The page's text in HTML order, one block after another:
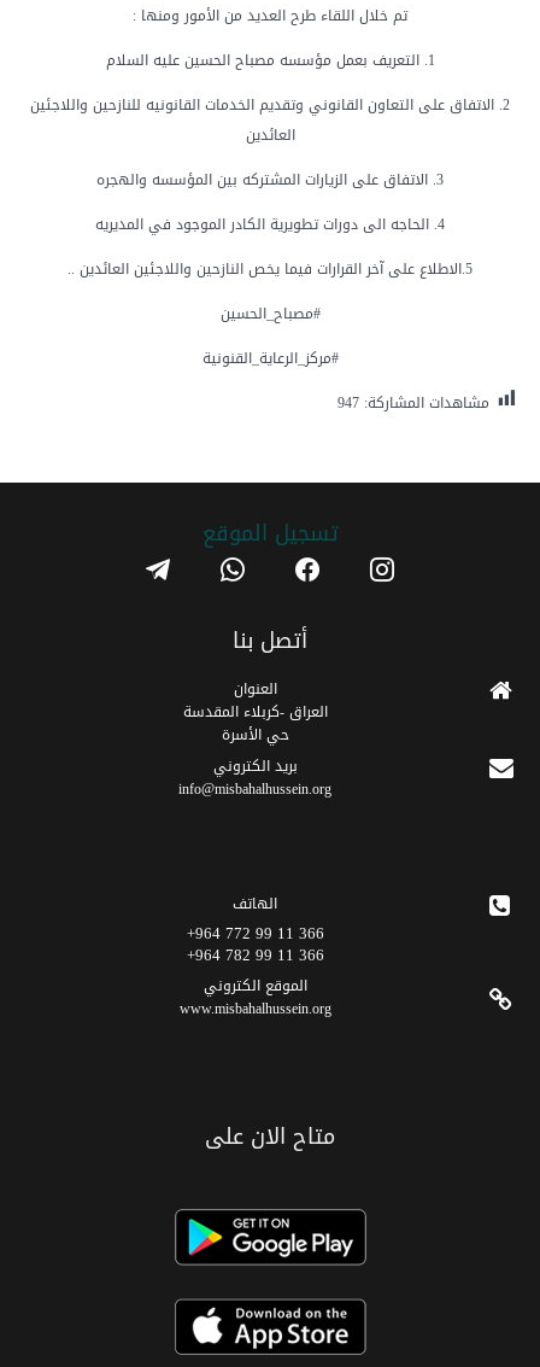
تم خلال اللقاء طرح العديد من الأمور ومنها :
1. التعريف بعمل مؤسسه مصباح الحسين عليه السلام
2. الاتفاق على التعاون القانوني وتقديم الخدمات القانونيه للنازحين واللاجئين
العائدين
3. الاتفاق على الزيارات المشتركه بين المؤسسه والهجره
4. الحاجه الى دورات تطويرية الكادر الموجود في المديريه
5.الاطلاع على آخر القرارات فيما يخص النازحين واللاجئين العائدين ..
#مصباح_الحسين
#مركز_الرعاية_القنونية
مشاهدات المشاركة: 947
تسجیل الموقع instagram
facebook
whatsapp
telegram
أتصل بنا
العنوان
العراق -كربلاء المقدسة
حي الأسرة
برید الکتروني
info@misbahalhussein.org
الهاتف
366 11 99 772 964+
366 11 99 782 964+
الموقع الکتروني
www.misbahalhussein.org
متاح الان على